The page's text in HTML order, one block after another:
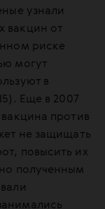
узнали
вакцин от
риске
могут
в
Еще в 2007
против
не защищать
повысить их
полученным